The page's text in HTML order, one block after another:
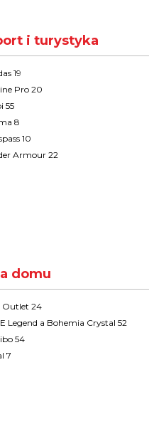
i turystyka
19
Pro 20
55
8
10
Armour 22
domu
Outlet 24
Legend a Bohemia Crystal 52
54
7